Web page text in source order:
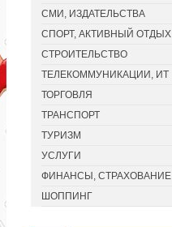
СМИ, ИЗДАТЕЛЬСТВА
СПОРТ, АКТИВНЫЙ ОТДЫХ
СТРОИТЕЛЬСТВО
ТЕЛЕКОММУНИКАЦИИ, ИТ
ТОРГОВЛЯ
ТРАНСПОРТ
ТУРИЗМ
УСЛУГИ
ФИНАНСЫ, СТРАХОВАНИЕ
ШОППИНГ